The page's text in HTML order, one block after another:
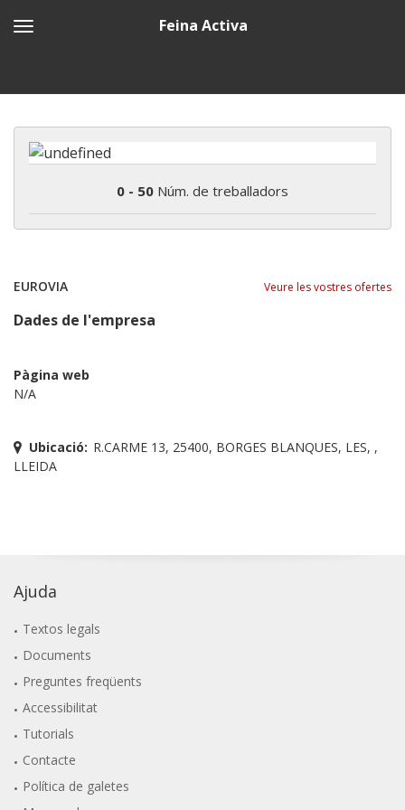
Feina Activa
0 - 50 Núm. de treballadors
EUROVIA Veure les vostres ofertes
Dades de l'empresa
Pàgina web
N/A
Ubicació: R.CARME 13, 25400, BORGES BLANQUES, LES, ,
LLEIDA
Ajuda
Textos legals
Documents
Preguntes freqüents
Accessibilitat
Tutorials
Contacte
Política de galetes